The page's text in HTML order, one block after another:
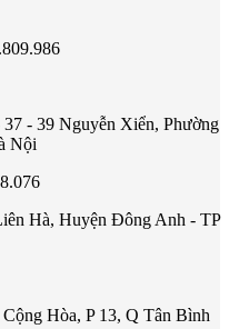
37 - 39 Nguyễn Xiển, Phường
Nội
Hà, Huyện Đông Anh - TP
Cộng Hòa, P 13, Q Tân Bình